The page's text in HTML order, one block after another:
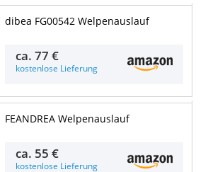
dibea FG00542 Welpenauslauf
ca.77 €
kostenlose Lieferung
FEANDREA Welpenauslauf
ca. 55 €
kostenlose Lieferung